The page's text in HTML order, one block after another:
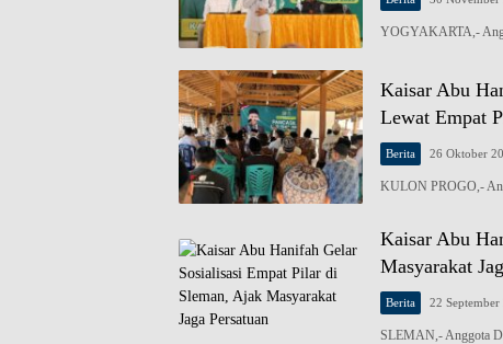
YOGYAKARTA,-
Kaisar Abu
Lewat Empat
Berita 26 Oktober
KULON PROGO,-
Kaisar Abu
Masyarakat
Berita 22 September
SLEMAN,- Anggota